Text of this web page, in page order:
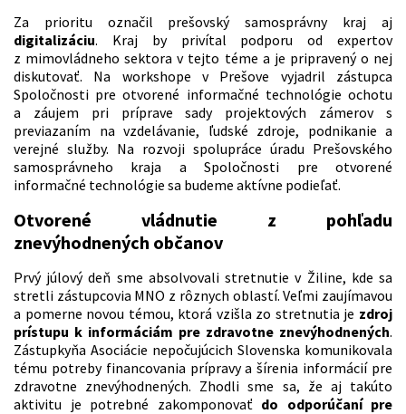
Za prioritu označil prešovský samosprávny kraj aj
digitalizáciu. Kraj by privítal podporu od expertov
z mimovládneho sektora v tejto téme a je pripravený o nej
diskutovať. Na workshope v Prešove vyjadril zástupca
Spoločnosti pre otvorené informačné technológie ochotu
a záujem pri príprave sady projektových zámerov s
previazaním na vzdelávanie, ľudské zdroje, podnikanie a
verejné služby. Na rozvoji spolupráce úradu Prešovského
samosprávneho kraja a Spoločnosti pre otvorené
informačné technológie sa budeme aktívne podieľať.
Otvorené vládnutie z pohľadu
znevýhodnených občanov
Prvý júlový deň sme absolvovali stretnutie v Žiline, kde sa
stretli zástupcovia MNO z rôznych oblastí. Veľmi zaujímavou
a pomerne novou témou, ktorá vzišla zo stretnutia je zdroj
prístupu k informáciám pre zdravotne znevýhodnených.
Zástupkyňa Asociácie nepočujúcich Slovenska komunikovala
tému potreby financovania prípravy a šírenia informácií pre
zdravotne znevýhodnených. Zhodli sme sa, že aj takúto
aktivitu je potrebné zakomponovať do odporúčaní pre